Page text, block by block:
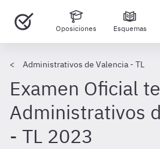
Oposiciones Esquemas
Administrativos de Valencia - TL
Examen Oficial
Administrativos
- TL 2023